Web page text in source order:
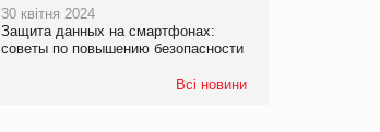
30 квітня 2024
Защита данных на смартфонах:
советы по повышению безопасности
Всі новини